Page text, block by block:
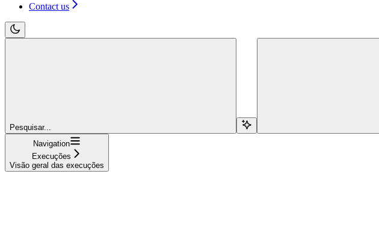
Contact us
Pesquisar...
Navigation
Execuções
Visão geral das execuções